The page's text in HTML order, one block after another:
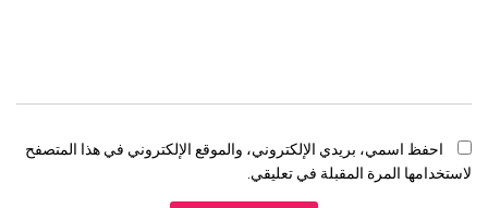
احفظ اسمي، بريدي الإلكتروني، والموقع الإلكتروني في هذا المتصفح
لاستخدامها المرة المقبلة في تعليقي.